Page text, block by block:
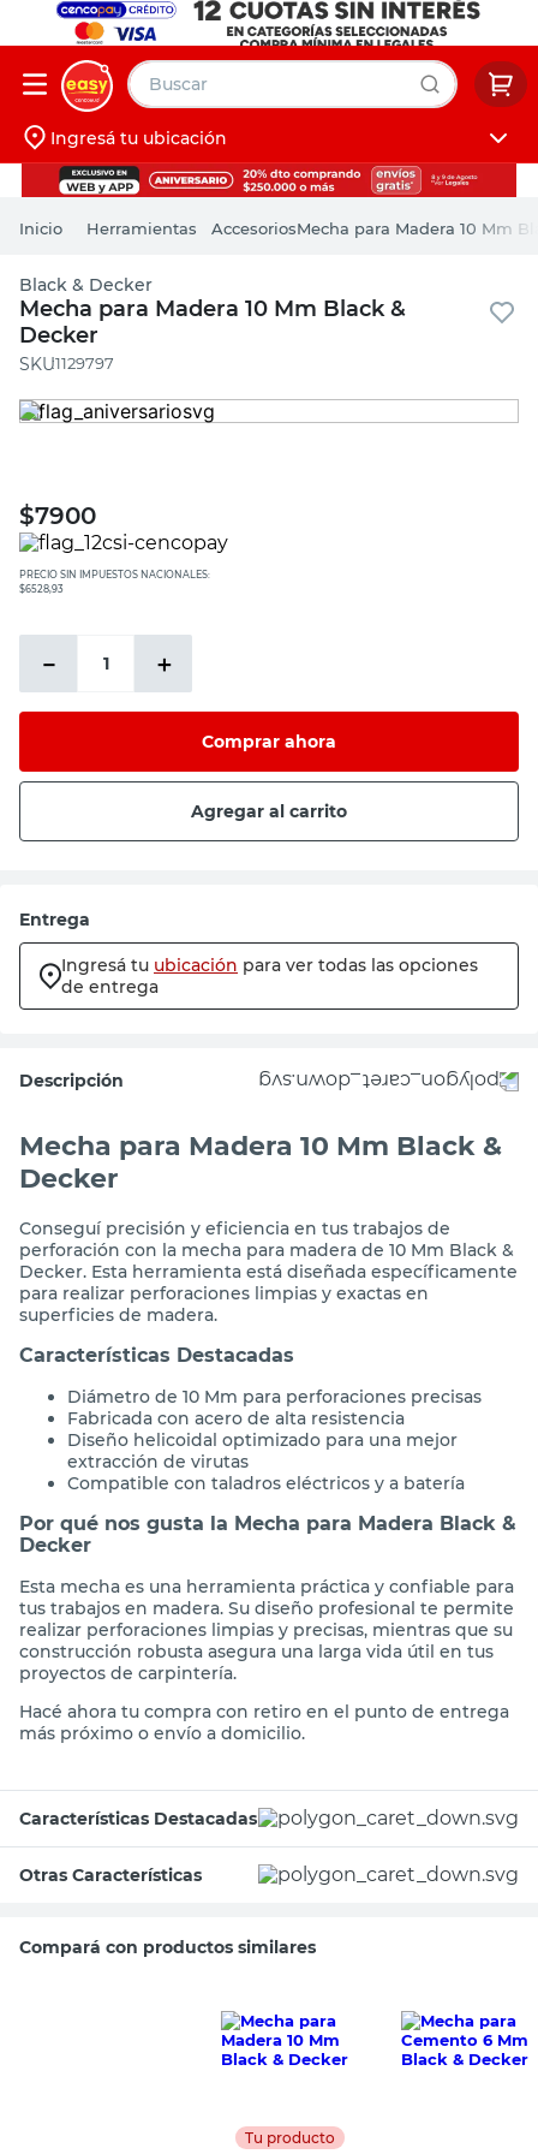
Buscar
Iniciá sesión
Ingresá tu ubicación
Herramientas AccesoriosMecha para Madera 10 Mm
Black & Decker
Mecha para Madera 10 Mm Black &
Decker
:1129797
$7900
PRECIO SIN IMPUESTOS NACIONALES:
$6528,93
＋
－
Comprar ahora
Agregar al carrito
Entrega
Ingresá tu ubicación para ver todas las opciones
de entrega
Descripción
Mecha para Madera 10 Mm Black &
Decker
Conseguí precisión y eficiencia en tus trabajos de
perforación con la mecha para madera de 10 Mm Black &
Decker. Esta herramienta está diseñada específicamente
para realizar perforaciones limpias y exactas en
superficies de madera.
Características Destacadas
Diámetro de 10 Mm para perforaciones precisas
Fabricada con acero de alta resistencia
Diseño helicoidal optimizado para una mejor
extracción de virutas
Compatible con taladros eléctricos y a batería
Por qué nos gusta la Mecha para Madera Black &
Decker
Esta mecha es una herramienta práctica y confiable para
tus trabajos en madera. Su diseño profesional te permite
realizar perforaciones limpias y precisas, mientras que su
construcción robusta asegura una larga vida útil en tus
proyectos de carpintería.
Hacé ahora tu compra con retiro en el punto de entrega
más próximo o envío a domicilio.
Características Destacadas
Otras Características
Compará con productos similares
Tu producto
muebles
pintura
escritorio
puertas
placard